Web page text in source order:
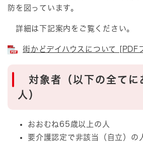
防を図っています。
詳細は下記案内をご覧ください。
街かどデイハウスについて [PDF
対象者（以下の全てに
人）
おおむね65歳以上の人
要介護認定で非該当（自立）の